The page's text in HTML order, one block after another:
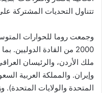
تتناول التحديات المشتركة
وجمعت روما للحوارات
2000 من القادة
ملك الأردن، والرئيسان
وإيران. والمملكة العربية
المتحدة والولايات المتحدة).